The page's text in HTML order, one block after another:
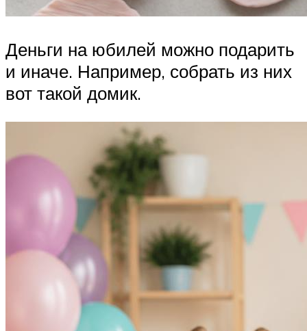
Деньги на юбилей можно подарить
и иначе. Например, собрать из них
вот такой домик.